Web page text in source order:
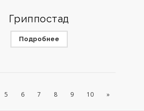
Гриппостад
Подробнее
5 6 7 8 9 10 »